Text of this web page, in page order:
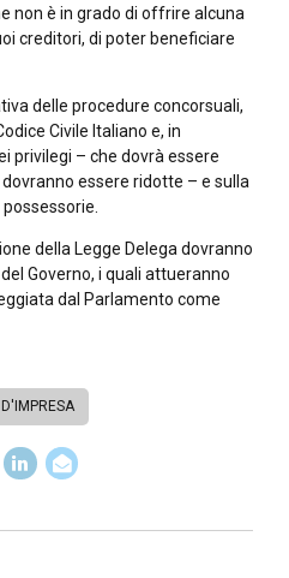
non è in grado di offrire alcuna
creditori, di poter beneficiare
delle procedure concorsuali,
Civile Italiano e, in
privilegi – che dovrà essere
essere ridotte – e sulla
della Legge Delega dovranno
Governo, i quali attueranno
dal Parlamento come